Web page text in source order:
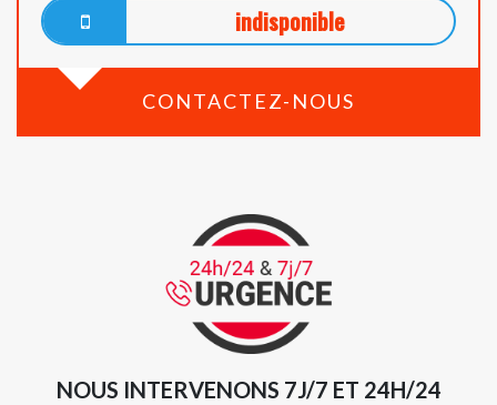
indisponible
CONTACTEZ-NOUS
NOUS INTERVENONS 7J/7 ET 24H/24